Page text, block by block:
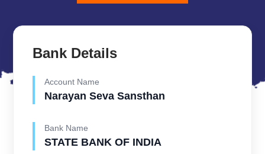
Bank Details
Account Name
Narayan Seva Sansthan
Bank Name
STATE BANK OF INDIA